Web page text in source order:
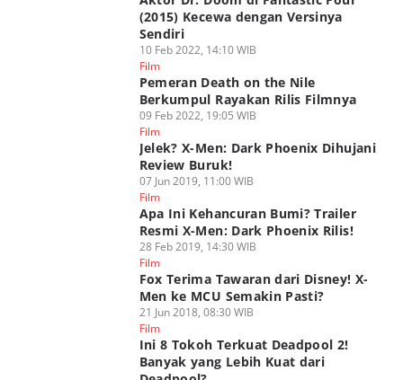
(2015) Kecewa dengan Versinya
Sendiri
10 Feb 2022, 14:10 WIB
Film
Pemeran Death on the Nile
Berkumpul Rayakan Rilis Filmnya
09 Feb 2022, 19:05 WIB
Film
Jelek? X-Men: Dark Phoenix Dihujani
Review Buruk!
07 Jun 2019, 11:00 WIB
Film
Apa Ini Kehancuran Bumi? Trailer
Resmi X-Men: Dark Phoenix Rilis!
28 Feb 2019, 14:30 WIB
Film
Fox Terima Tawaran dari Disney! X-
Men ke MCU Semakin Pasti?
21 Jun 2018, 08:30 WIB
Film
Ini 8 Tokoh Terkuat Deadpool 2!
Banyak yang Lebih Kuat dari